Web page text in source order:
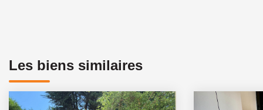
Les biens similaires